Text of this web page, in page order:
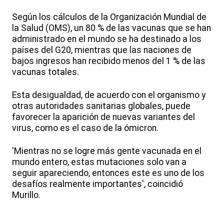
Según los cálculos de la Organización Mundial de
la Salud (OMS), un 80 % de las vacunas que se han
administrado en el mundo se ha destinado a los
países del G20, mientras que las naciones de
bajos ingresos han recibido menos del 1 % de las
vacunas totales.
Esta desigualdad, de acuerdo con el organismo y
otras autoridades sanitarias globales, puede
favorecer la aparición de nuevas variantes del
virus, como es el caso de la ómicron.
'Mientras no se logre más gente vacunada en el
mundo entero, estas mutaciones solo van a
seguir apareciendo, entonces este es uno de los
desafíos realmente importantes', coincidió
Murillo.